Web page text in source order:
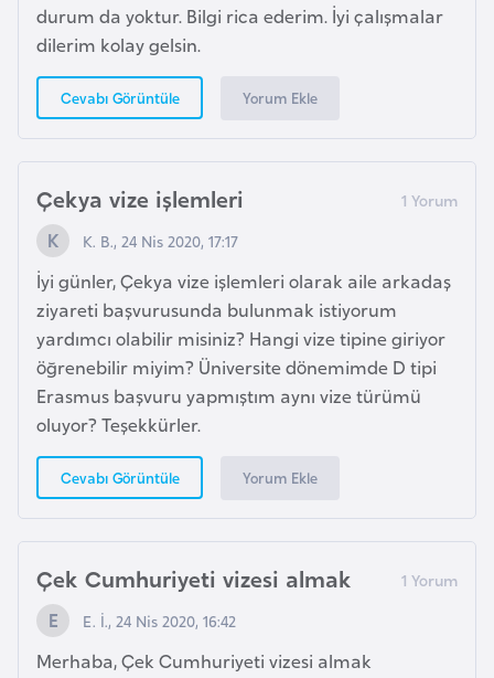
durum da yoktur. Bilgi rica ederim. İyi çalışmalar
dilerim kolay gelsin.
Cevabı Görüntüle Yorum Ekle
Çekya vize işlemleri
K. B., 24 Nis 2020, 17:17
İyi günler, Çekya vize işlemleri olarak aile arkadaş
ziyareti başvurusunda bulunmak istiyorum
yardımcı olabilir misiniz? Hangi vize tipine giriyor
öğrenebilir miyim? Üniversite dönemimde D tipi
Erasmus başvuru yapmıştım aynı vize türümü
oluyor? Teşekkürler.
Cevabı Görüntüle Yorum Ekle
Çek Cumhuriyeti vizesi almak
E. İ., 24 Nis 2020, 16:42
Merhaba, Çek Cumhuriyeti vizesi almak
a
u
G
i
e
G
r
e
n
a
d
a
G
ü
n
e
y
K